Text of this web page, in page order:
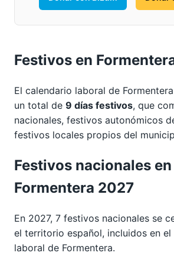
Festivos en
El calendario laboral de
un total de 9 días festivos, que
nacionales, festivos autonómicos
festivos locales propios del
Festivos nacionales en
Formentera 2027
En 2027, 7 festivos nacionales se
el territorio español, incluidos en el
laboral de Formentera.